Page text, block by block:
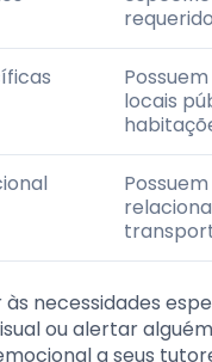
locais
necessidades
ou alertar
a seus